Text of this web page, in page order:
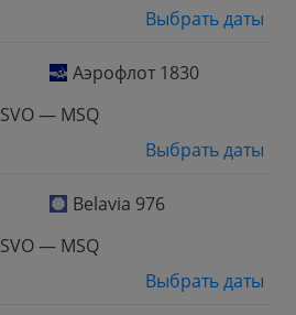
Выбрать даты
Аэрофлот 1830
SVO — MSQ
Выбрать даты
Belavia 976
SVO — MSQ
Выбрать даты